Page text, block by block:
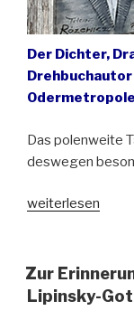
Der Dichter,
Das polenweite
deswegen
„Das
Jahr
2021
weiterlesen
Zur
Lipinsky-